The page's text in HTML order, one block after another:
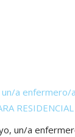
a enfermero/
un/a